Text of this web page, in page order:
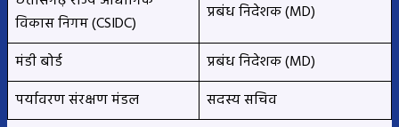
विकास निगम (CSIDC)
प्रबंध निदेशक (MD)
मंडी बोर्ड
प्रबंध निदेशक (MD)
पर्यावरण संरक्षण मंडल
सदस्य सचिव